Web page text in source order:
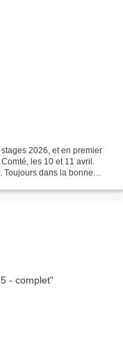
2026, et en premier
les 10 et 11 avril.
Toujours dans la bonne